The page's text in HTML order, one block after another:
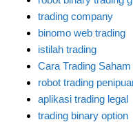
trading company
binomo web trading
istilah trading
Cara Trading
robot trading
aplikasi trading legal
trading binary option